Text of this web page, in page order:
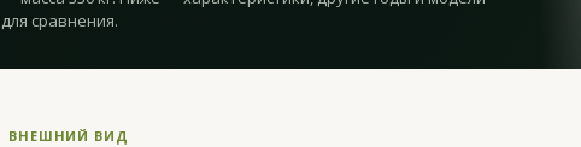
для сравнения.
ВНЕШНИЙ ВИД